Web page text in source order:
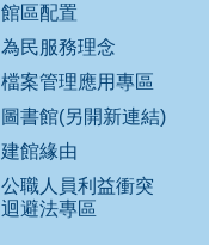
館區配置
為民服務理念
檔案管理應用專區
圖書館(另開新連結)
建館緣由
公職人員利益衝突
迴避法專區